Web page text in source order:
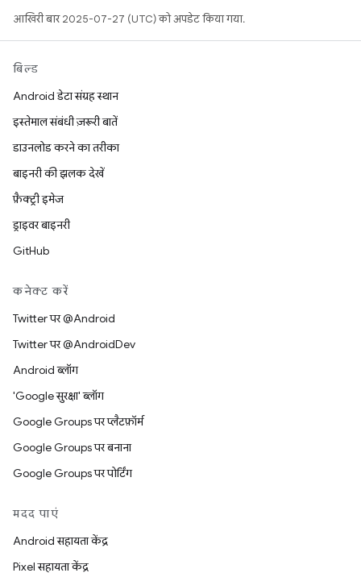
आखिरी बार 2025-07-27 (UTC) को अपडेट किया गया.
बिल्ड
Android डेटा संग्रह स्थान
इस्तेमाल संबंधी ज़रूरी बातें
डाउनलोड करने का तरीका
बाइनरी की झलक देखें
फ़ैक्ट्री इमेज
ड्राइवर बाइनरी
GitHub
कनेक्ट करें
Twitter पर @Android
Twitter पर @AndroidDev
Android ब्लॉग
'Google सुरक्षा' ब्लॉग
Google Groups पर प्लैटफ़ॉर्म
Google Groups पर बनाना
Google Groups पर पोर्टिंग
मदद पाएं
Android सहायता केंद्र
Pixel सहायता केंद्र